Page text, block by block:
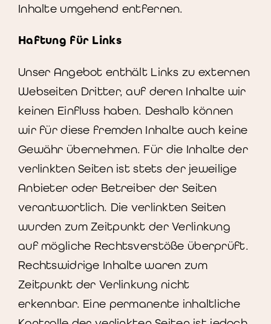
Inhalte umgehend entfernen.
Haftung für Links
Unser Angebot enthält Links zu externen
Webseiten Dritter, auf deren Inhalte wir
keinen Einfluss haben. Deshalb können
wir für diese fremden Inhalte auch keine
Gewähr übernehmen. Für die Inhalte der
verlinkten Seiten ist stets der jeweilige
Anbieter oder Betreiber der Seiten
verantwortlich. Die verlinkten Seiten
wurden zum Zeitpunkt der Verlinkung
auf mögliche Rechtsverstöße überprüft.
Rechtswidrige Inhalte waren zum
Zeitpunkt der Verlinkung nicht
erkennbar. Eine permanente inhaltliche